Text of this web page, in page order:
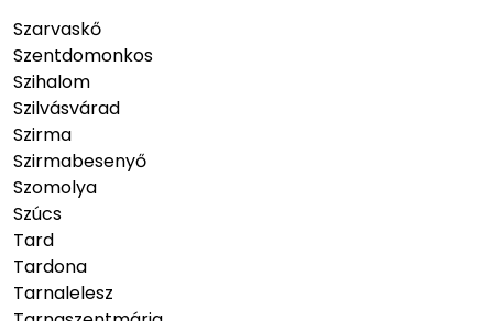
Szarvaskő
Szentdomonkos
Szihalom
Szilvásvárad
Szirma
Szirmabesenyő
Szomolya
Szúcs
Tard
Tardona
Tarnalelesz